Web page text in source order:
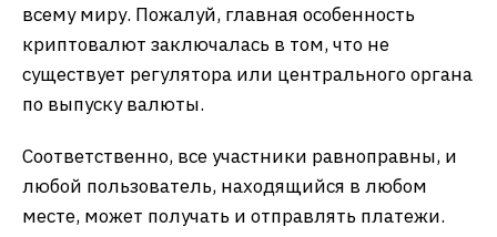
всему миру. Пожалуй, главная особенность
криптовалют заключалась в том, что не
существует регулятора или центрального органа
по выпуску валюты.
Соответственно, все участники равноправны, и
любой пользователь, находящийся в любом
месте, может получать и отправлять платежи.